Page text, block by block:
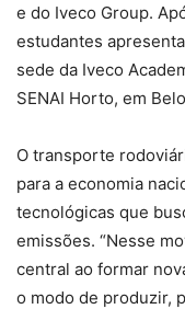
e do Iveco Group.
estudantes
sede da Iveco
SENAI Horto, em
O transporte
para a economia
tecnológicas que
emissões. “Nesse
central ao formar
o modo de produzir,